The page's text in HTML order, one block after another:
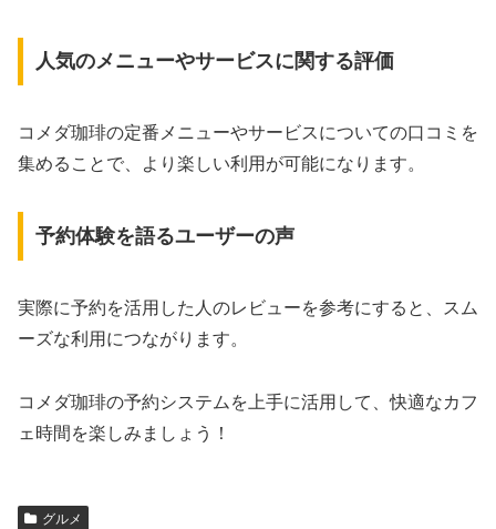
人気のメニューやサービスに関する評価
コメダ珈琲の定番メニューやサービスについての口コミを
集めることで、より楽しい利用が可能になります。
予約体験を語るユーザーの声
実際に予約を活用した人のレビューを参考にすると、スム
ーズな利用につながります。
コメダ珈琲の予約システムを上手に活用して、快適なカフ
ェ時間を楽しみましょう！
グルメ